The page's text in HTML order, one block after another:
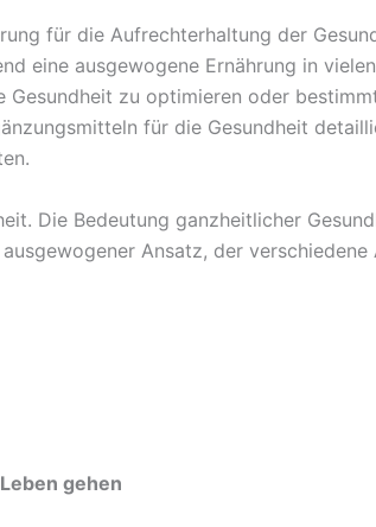
für die Aufrechterhaltung der
eine ausgewogene Ernährung in
zu optimieren oder
für die Gesundheit
Die Bedeutung ganzheitlicher
Ansatz, der
gehen